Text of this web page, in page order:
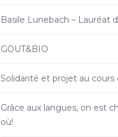
Basile Lunebach – Lauréat
GOUT&BIO
Solidarité et projet au cours
Grâce aux langues, on est
où!